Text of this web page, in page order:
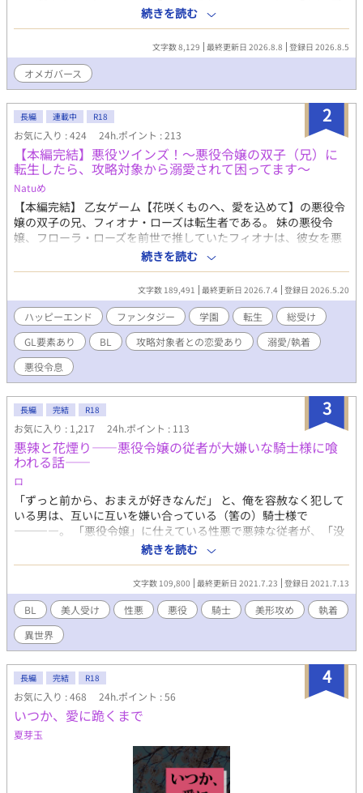
麻がいるオメガの真琴はある日、運命の番に出会ってしまう。当
麻を愛しながらも運命の番に心を奪われる真琴は悩み苦しみ、二
人から逃げることを選択する。そして真琴は優しい人たちと出会
い、知らない土地で一人で生きていくことを決めた。
「takuma」 アメリカ赴任中、ずっとそばにいた恋人のオメガが
実は自分を愛していないどころか、恋人にすら思われていなかっ
たことにショックを受けたアルファの拓真。愛してる相手は拓真
を、自分を養ってくれるアルファとしか見ていなかった。そんな
オメガに怒りと失望を覚えた拓真は、二度とオメガと関わらない
と心に決めて帰国したものの、そこには訳ありオメガの青年がい
て･･･。 「toma」 学生時代から付き合っていた恋人、真琴と晴れ
て結婚することが決まった当麻はある日突然、真琴から別れを切
り出される。その理由は『運命の番』と出会ってしまったから。
一方的に別れを告げられ、それでもまだ真琴を愛している当麻は
真琴の元へ行くも、既に真琴は運命の番と駆け落ちしていた。
「others」 教師になって5年目の春。その子は突然僕の前に現れ
た。その子は元気いっぱいのオメガの子で、アルファの僕は担任
はおろか教科担当にもならないはずなのに、その子は飽きもせず
毎日僕に挨拶をしに来てくれる。そんなその子のことが、いつし
か気になり始めて･･･。
続きを読む
文字数 8,129 最終更新日 2026.8.8 登録日 2026.8.5
オメガバース
2
長編 連載中 R18
お気に入り : 424 24h.ポイント : 213
【本編完結】悪役ツインズ！〜悪役令嬢の双子（兄）に
転生したら、攻略対象から溺愛されて困ってます〜
Natuめ
【本編完結】 乙女ゲーム【花咲くものへ、愛を込めて】の悪役令
嬢の双子の兄、フィオナ・ローズは転生者である。 妹の悪役令
嬢、フローラ・ローズを前世で推していたフィオナは、彼女を悪
役にはせず、しあわせにすることを誓う。 そして舞台の学園へと
入学し、ゲームの主人公アイビーと出会う。 フローラは悪い子で
はないと伝えようとしたが、アイビーはブルブルと震えてい
て…？ 「フローラたんをペロペロしたいっ！ あわよくば髪の匂
いを嗅いでハスハスしたいっ！」 まさかのアイビーも転生者でフ
ローラ激推しだった！？ フローラをしあわせにするため手を組ん
だ二人。 一方、フィオナはもう一人の推し、ゲームの攻略キャラ
である騎士団長のクレムと出会う。 推しの姿にフィオナは、いば
らの君と呼ばれるほどのポーカーフェイスを維持できず、メロメ
この想いは隠しておかなくては決意する。 だというのに、うっか
り彼を好きなことがバレてしまう。 さぞや嫌な思いをさせただろ
うと落ち込むフィオナだったが、彼はなぜか嬉しそうで…？ さら
にはなぜか攻略キャラたちからもなぜか執着されるようになって
しまって…！？ ※ほんのりGL要素もあります。苦手な方はご注意
ください。
続きを読む
文字数 189,491 最終更新日 2026.7.4 登録日 2026.5.20
ハッピーエンド ファンタジー 学園 転生
総受け
GL要素あり
BL 攻略対象者との恋愛あり
溺愛/執着
悪役令息
3
長編 完結 R18
お気に入り : 1,217 24h.ポイント : 113
悪辣と花煙り――悪役令嬢の従者が大嫌いな騎士様に喰
われる話――
ロ
「ずっと前から、おまえが好きなんだ」 と、俺を容赦なく犯して
いる男は、互いに互いを嫌い合っている（筈の）騎士様で
――――。 「悪役令嬢」に仕えている性悪で悪辣な従者が、「没
落エンド」とやらを回避しようと、裏で暗躍していたら、大嫌い
な騎士様に見つかってしまった。双方の利益のために手を組んだ
ものの、嫌いなことに変わりはないので、うっかり煽ってやった
ら、何故かがっつり喰われてしまった話。 ※ムーンライトノベル
ズでも公開しています
（https://novel18.syosetu.com/n4448gl/）
続きを読む
文字数 109,800 最終更新日 2021.7.23 登録日 2021.7.13
BL 美人受け 性悪 悪役 騎士 美形攻め
執着
異世界
4
長編 完結 R18
お気に入り : 468 24h.ポイント : 56
いつか、愛に跪くまで
夏芽玉